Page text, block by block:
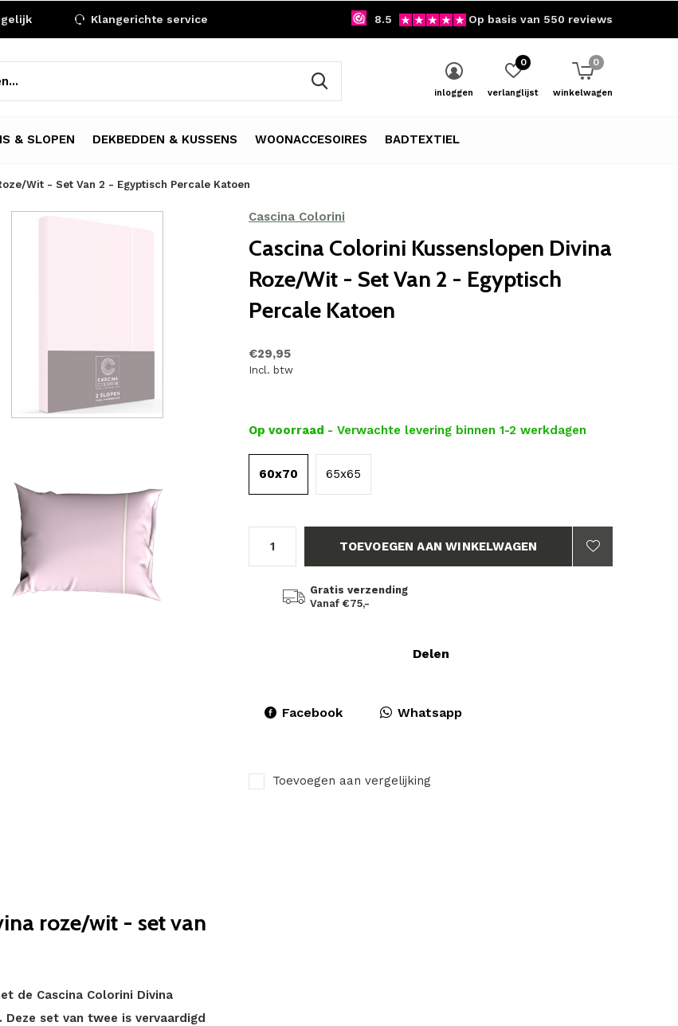
& SLOPEN DEKBEDDEN & KUSSENS WOONACCESOIRES BADTEXTIEL
inloggen verlanglijst
0
winkelwagen
0
Klangerichte service 8.5 Op basis van 550 reviews
Wit - Set Van 2 - Egyptisch Percale Katoen
Cascina Colorini
Cascina Colorini Kussenslopen Divina
Roze/Wit - Set Van 2 - Egyptisch
Percale Katoen
€29,95
Incl. btw
Op voorraad - Verwachte levering binnen 1-2 werkdagen
60x70 65x65
TOEVOEGEN AAN WINKELWAGEN
Gratis verzending
Vanaf €75,-
Delen
Facebook Whatsapp
Toevoegen aan vergelijking
roze/wit - set van
de Cascina Colorini Divina
set van twee is vervaardigd